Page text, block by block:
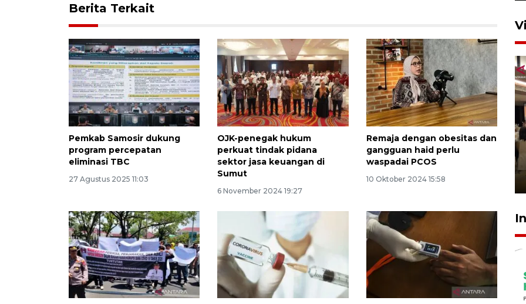
Berita Terkait
Pemkab Samosir dukung
program percepatan
eliminasi TBC
27 Agustus 2025 11:03
OJK-penegak hukum
perkuat tindak pidana
sektor jasa keuangan di
Sumut
6 November 2024 19:27
Remaja dengan obesitas dan
gangguan haid perlu
waspadai PCOS
10 Oktober 2024 15:58
Kodam I Bukit Barisan
luncurkan program Kodam
Berhaji
27 Juli 2026 20:00